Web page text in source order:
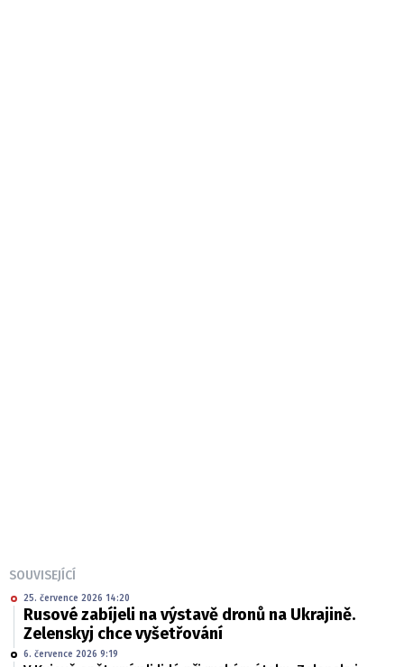
SOUVISEJÍCÍ
25. července 2026 14:20
Rusové zabíjeli na výstavě dronů na Ukrajině.
Zelenskyj chce vyšetřování
6. července 2026 9:19